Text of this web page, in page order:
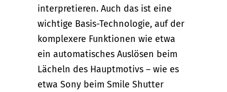
interpretieren. Auch das ist eine
wichtige Basis-Technologie, auf der
komplexere Funktionen wie etwa
ein automatisches Auslösen beim
Lächeln des Hauptmotivs – wie es
etwa Sony beim Smile Shutter